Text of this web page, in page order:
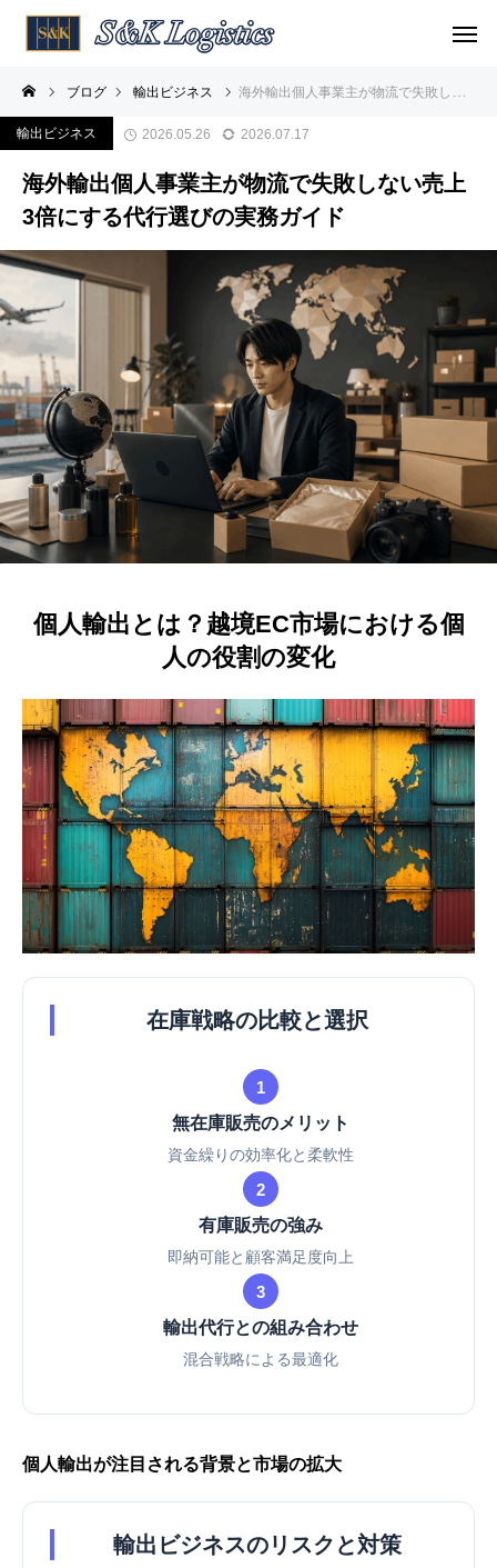
ブログ 輸出ビジネス 海外輸出個人事業主が物流で失敗しない売上3倍にする代行選びの実務ガイド
輸出ビジネス 2026.05.26 2026.07.17
海外輸出個人事業主が物流で失敗しない売上
3倍にする代行選びの実務ガイド
個人輸出とは？越境EC市場における個
人の役割の変化
在庫戦略の比較と選択
1
無在庫販売のメリット
資金繰りの効率化と柔軟性
2
有庫販売の強み
即納可能と顧客満足度向上
3
輸出代行との組み合わせ
混合戦略による最適化
個人輸出が注目される背景と市場の拡大
輸出ビジネスのリスクと対策